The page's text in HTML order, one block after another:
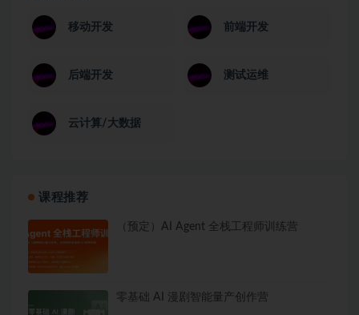
移动开发 前端开发
后端开发 测试运维
云计算/大数据
课程推荐
（预定）AI Agent 全栈工程师训练营
零基础 AI 漫剧智能量产创作营